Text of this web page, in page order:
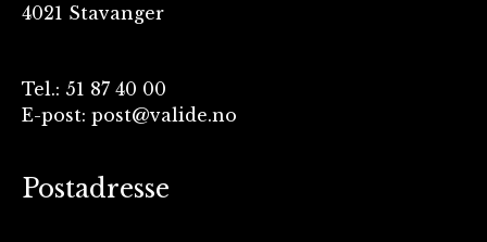
4021 Stavanger
Tel.: 51 87 40 00
E-post: post@valide.no
Postadresse